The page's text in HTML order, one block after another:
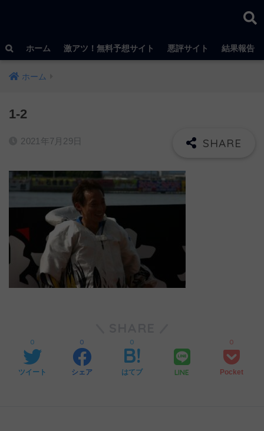
ホーム 激アツ！無料予想サイト 悪評サイト 結果報告
ホーム
1-2
2021年7月29日
ツイート
0
シェア
0
はてブ
0
LINE Pocket
0